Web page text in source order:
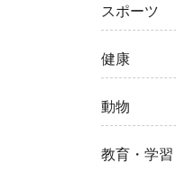
スポーツ
健康
動物
教育・学習